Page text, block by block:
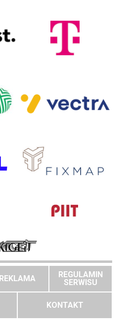
REKLAMA
REGULAMIN
SERWISU
KONTAKT